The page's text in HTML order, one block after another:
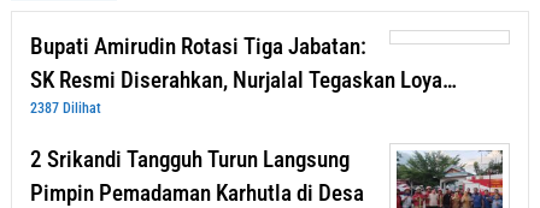
Bupati Amirudin Rotasi Tiga Jabatan:
SK Resmi Diserahkan, Nurjalal Tegaskan Loya…
2387 Dilihat
2 Srikandi Tangguh Turun Langsung
Pimpin Pemadaman Karhutla di Desa